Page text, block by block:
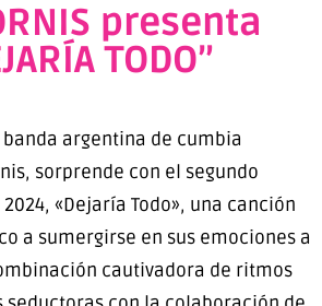
presenta
TODO”
banda argentina de cumbia
sorprende con el segundo
«Dejaría Todo», una canción
a sumergirse en sus emociones a
cautivadora de ritmos